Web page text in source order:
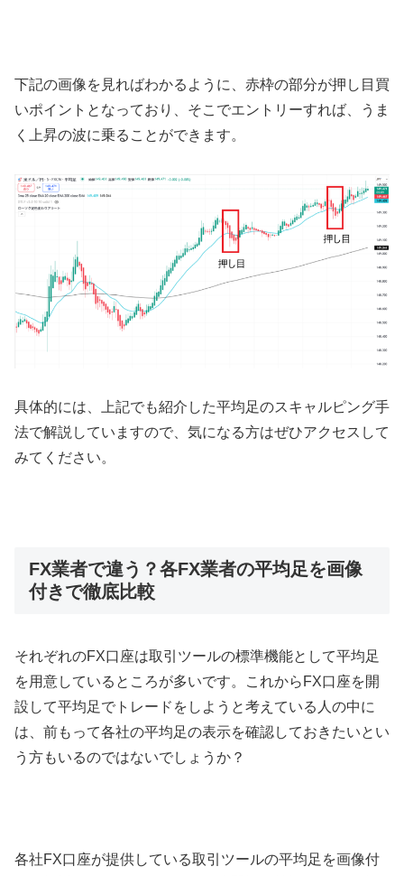
下記の画像を見ればわかるように、赤枠の部分が押し目買
いポイントとなっており、そこでエントリーすれば、うま
く上昇の波に乗ることができます。
具体的には、上記でも紹介した平均足のスキャルピング手
法で解説していますので、気になる方はぜひアクセスして
みてください。
FX業者で違う？各FX業者の平均足を画像
付きで徹底比較
それぞれのFX口座は取引ツールの標準機能として平均足
を用意しているところが多いです。これから FX口座を開
設して平均足でトレードをしようと考えている人の中に
は、前もって各社の平均足の表示を確認しておきたいとい
う方もいるのではないでしょうか？
各社FX口座が提供している取引ツールの平均足を画像付